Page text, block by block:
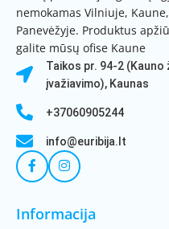
nemokamas Vilniuje,
Panevėžyje. Produktus
galite mūsų ofise Kaune
Taikos pr. 94-2
įvažiavimo), Kaunas
+37060905244
info@euribija.lt
Informacija